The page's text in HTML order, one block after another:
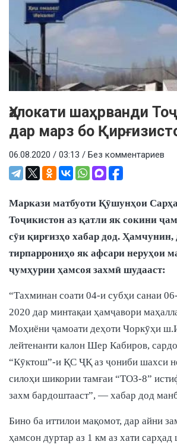
Ҳалокати шаҳрванди
дар марз бо
06.08.2020 / 03:13 / Без комментариев
Маркази матбуоти Қӯшунҳои
Тоҷикистон аз қатли як сокини
сӯи қирғизҳо хабар дод. Ҳамчунин,
тирпаррониҳо як афсари неруҳои
ҷумҳурии ҳамсоя захмӣ шудааст:
“Тахминан соати 04-и субҳи санаи
2020 дар минтақаи ҳамҷавори
Моҳиёни ҷамоати деҳоти Чоркӯҳи
лейтенанти калон Шер Кабиров,
“Кӯктош”-и ҚС ҶҚ аз ҷониби шахси
силоҳи шикории тамғаи “ТОЗ-8”
захм бардоштааст”, — хабар дод
Бино ба иттилои мақомот, дар айни
ҳамсон дуртар аз 1 км аз хати